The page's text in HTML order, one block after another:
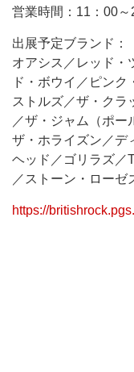
営業時間：11：00
出展予定ブランド：
オアシス／レッド・
ド・ボウイ／ピン
ストルズ／ザ・クラ
／ザ・ジャム（ポー
ザ・ホライズン／デ
ヘッド／ゴリラズ／
／ストーン・ローゼ
https://